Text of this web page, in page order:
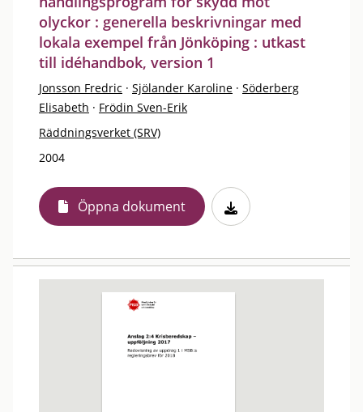
olyckor : generella beskrivningar med
lokala exempel från Jönköping : utkast
till idéhandbok, version 1
Jonsson Fredric · Sjölander Karoline · Söderberg
Elisabeth · Frödin Sven-Erik
Räddningsverket (SRV)
2004
Öppna dokument